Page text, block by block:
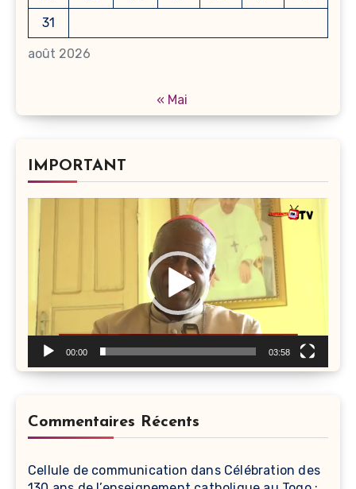
août 2026
31
« Mai
IMPORTANT
00:00 03:58
Commentaires Récents
Cellule de communication dans Célébration des